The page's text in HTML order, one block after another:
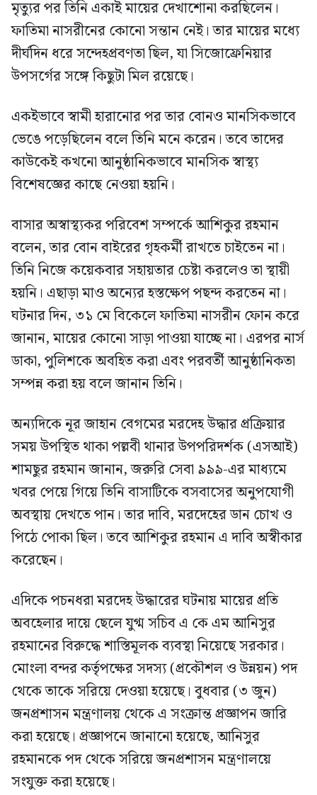
মৃত্যুর পর তিনি একাই মায়ের দেখাশোনা করছিলেন।
ফাতিমা নাসরীনের কোনো সন্তান নেই। তার মায়ের মধ্যে
দীর্ঘদিন ধরে সন্দেহপ্রবণতা ছিল, যা সিজোফ্রেনিয়ার
উপসর্গের সঙ্গে কিছুটা মিল রয়েছে।
একইভাবে স্বামী হারানোর পর তার বোনও মানসিকভাবে
ভেঙে পড়েছিলেন বলে তিনি মনে করেন। তবে তাদের
কাউকেই কখনো আনুষ্ঠানিকভাবে মানসিক স্বাস্থ্য
বিশেষজ্ঞের কাছে নেওয়া হয়নি।
বাসার অস্বাস্থ্যকর পরিবেশ সম্পর্কে আশিকুর রহমান
বলেন, তার বোন বাইরের গৃহকর্মী রাখতে চাইতেন না।
তিনি নিজে কয়েকবার সহায়তার চেষ্টা করলেও তা স্থায়ী
হয়নি। এছাড়া মাও অন্যের হস্তক্ষেপ পছন্দ করতেন না।
ঘটনার দিন, ৩১ মে বিকেলে ফাতিমা নাসরীন ফোন করে
জানান, মায়ের কোনো সাড়া পাওয়া যাচ্ছে না। এরপর নার্স
ডাকা, পুলিশকে অবহিত করা এবং পরবর্তী আনুষ্ঠানিকতা
সম্পন্ন করা হয় বলে জানান তিনি।
অন্যদিকে নূর জাহান বেগমের মরদেহ উদ্ধার প্রক্রিয়ার
সময় উপস্থিত থাকা পল্লবী থানার উপপরিদর্শক (এসআই)
শামছুর রহমান জানান, জরুরি সেবা ৯৯৯-এর মাধ্যমে
খবর পেয়ে গিয়ে তিনি বাসাটিকে বসবাসের অনুপযোগী
অবস্থায় দেখতে পান। তার দাবি, মরদেহের ডান চোখ ও
পিঠে পোকা ছিল। তবে আশিকুর রহমান এ দাবি অস্বীকার
করেছেন।
এদিকে পচনধরা মরদেহ উদ্ধারের ঘটনায় মায়ের প্রতি
অবহেলার দায়ে ছেলে যুগ্ম সচিব এ কে এম আনিসুর
রহমানের বিরুদ্ধে শাস্তিমূলক ব্যবস্থা নিয়েছে সরকার।
মোংলা বন্দর কর্তৃপক্ষের সদস্য (প্রকৌশল ও উন্নয়ন) পদ
থেকে তাকে সরিয়ে দেওয়া হয়েছে। বুধবার (৩ জুন)
জনপ্রশাসন মন্ত্রণালয় থেকে এ সংক্রান্ত প্রজ্ঞাপন জারি
করা হয়েছে। প্রজ্ঞাপনে জানানো হয়েছে, আনিসুর
রহমানকে পদ থেকে সরিয়ে জনপ্রশাসন মন্ত্রণালয়ে
সংযুক্ত করা হয়েছে।